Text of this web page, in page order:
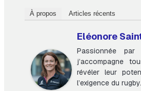
À propos Articles récents
Eléonore
Passionnée par
j’accompagne
révéler leur
l’exigence du rugby.